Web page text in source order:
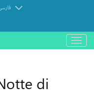
باز
و
di